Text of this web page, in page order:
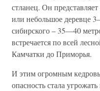
стланец. Он
или небольшое деревце
сибирского – 35—40
встречается по всей
Камчатки до Приморья.
И этим огромным
опасность стала